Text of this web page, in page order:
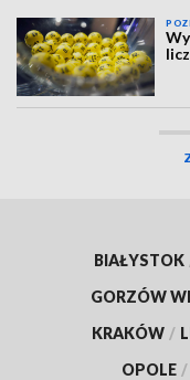
BIAŁYSTOK
GORZÓW
KRAKÓW /
OPOLE /